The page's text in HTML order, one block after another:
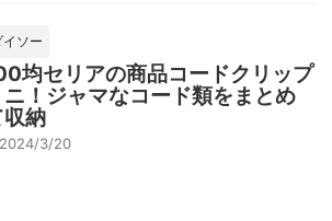
イソー
均セリアの商品コードクリップ
ニ！ジャマなコード類をまとめ
納
2024/3/20